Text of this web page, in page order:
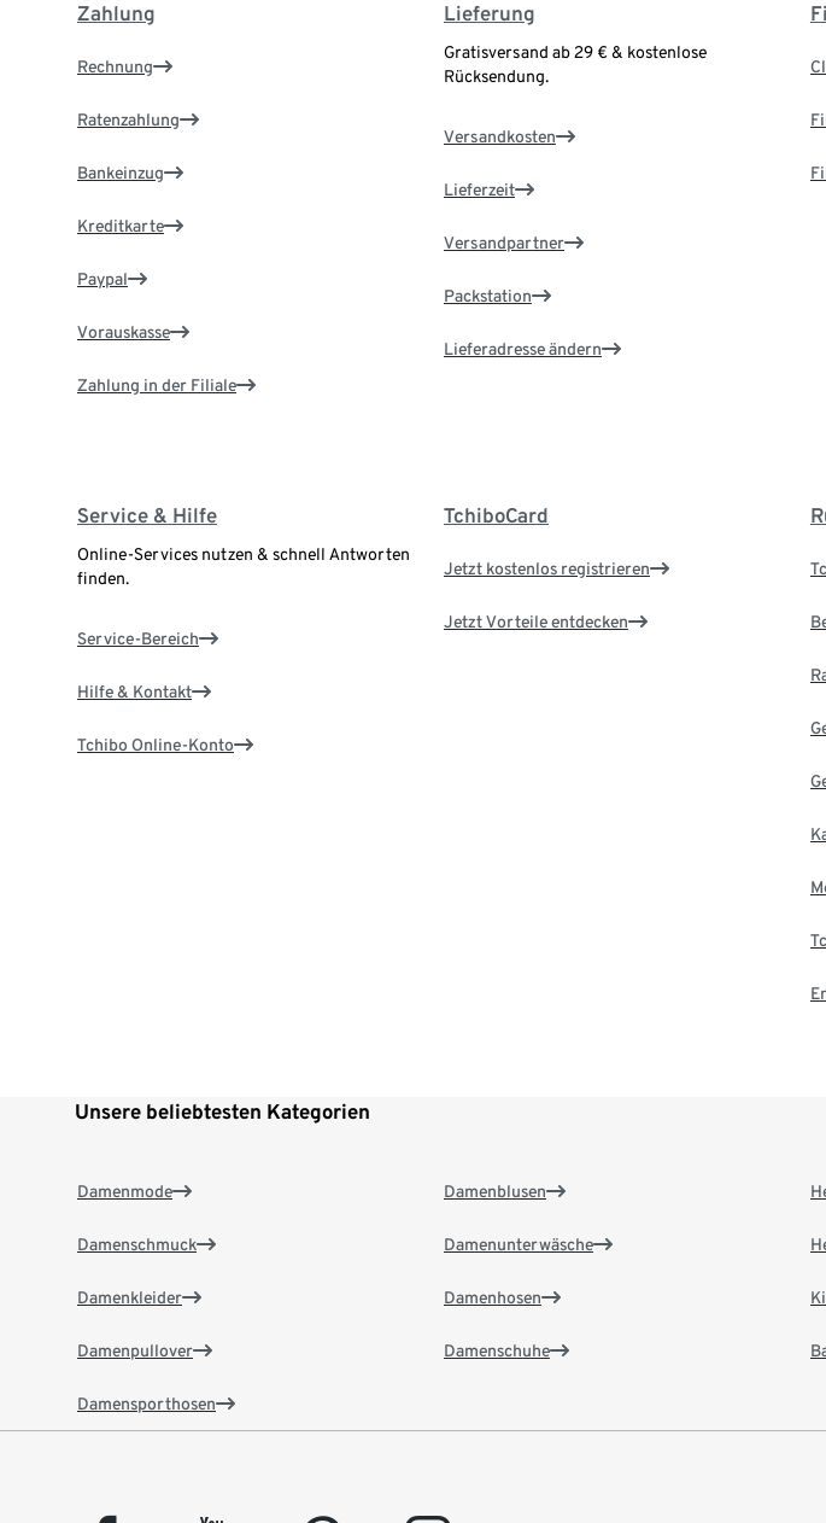
Zahlung
Rechnung
Ratenzahlung
Bankeinzug
Kreditkarte
Paypal
Vorauskasse
Zahlung in der Filiale
Lieferung
Gratisversand ab 29 € & kostenlose
Rücksendung.
Versandkosten
Lieferzeit
Versandpartner
Packstation
Lieferadresse ändern
Service & Hilfe
Online-Services nutzen & schnell Antworten
finden.
Service-Bereich
Hilfe & Kontakt
Tchibo Online-Konto
TchiboCard
Jetzt kostenlos registrieren
Jetzt Vorteile entdecken
Unsere beliebtesten Kategorien
Damenmode
Damenschmuck
Damenkleider
Damenpullover
Damensporthosen
Damenblusen
Damenunterwäsche
Damenhosen
Damenschuhe